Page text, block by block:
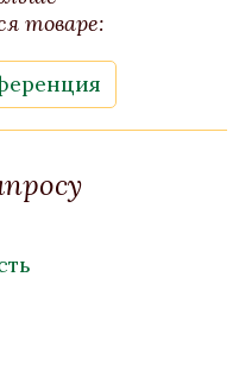
товаре: